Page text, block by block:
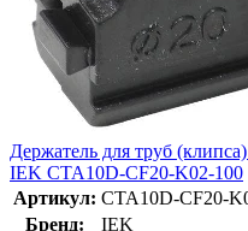
Держатель для труб
IEK CTA10D-CF20-K02-100
Артикул: CTA10D-CF20-
Бренд:
IEK